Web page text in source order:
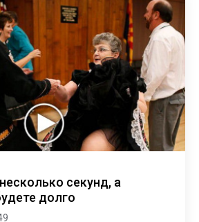
секунд, а
долго